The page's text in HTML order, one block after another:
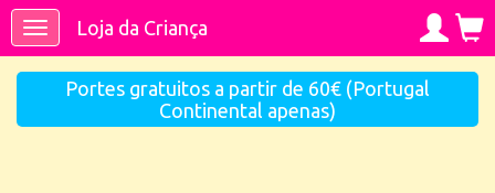
ToggleLoja da Criança
Portes gratuitos a partir de 60€ (Portugal
Continental apenas)